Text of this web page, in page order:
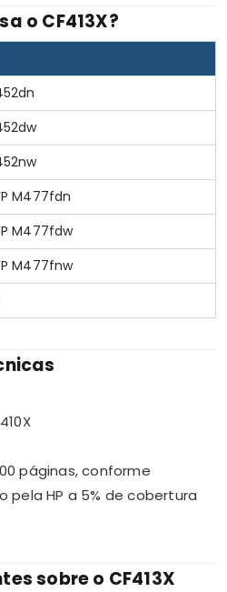
o CF413X?
M477fdn
M477fdw
M477fnw
páginas, conforme
pela HP a 5% de cobertura
sobre o CF413X